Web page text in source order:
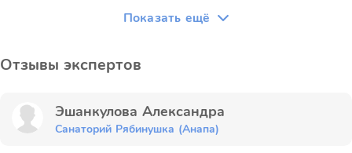
Показать ещё
Отзывы экспертов
Эшанкулова Александра
Санаторий Рябинушка (Анапа)